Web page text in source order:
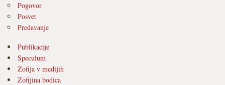
Pogovor
Posvet
Predavanje
Publikacije
Speculum
Zofija v medijih
Zofijina bodica